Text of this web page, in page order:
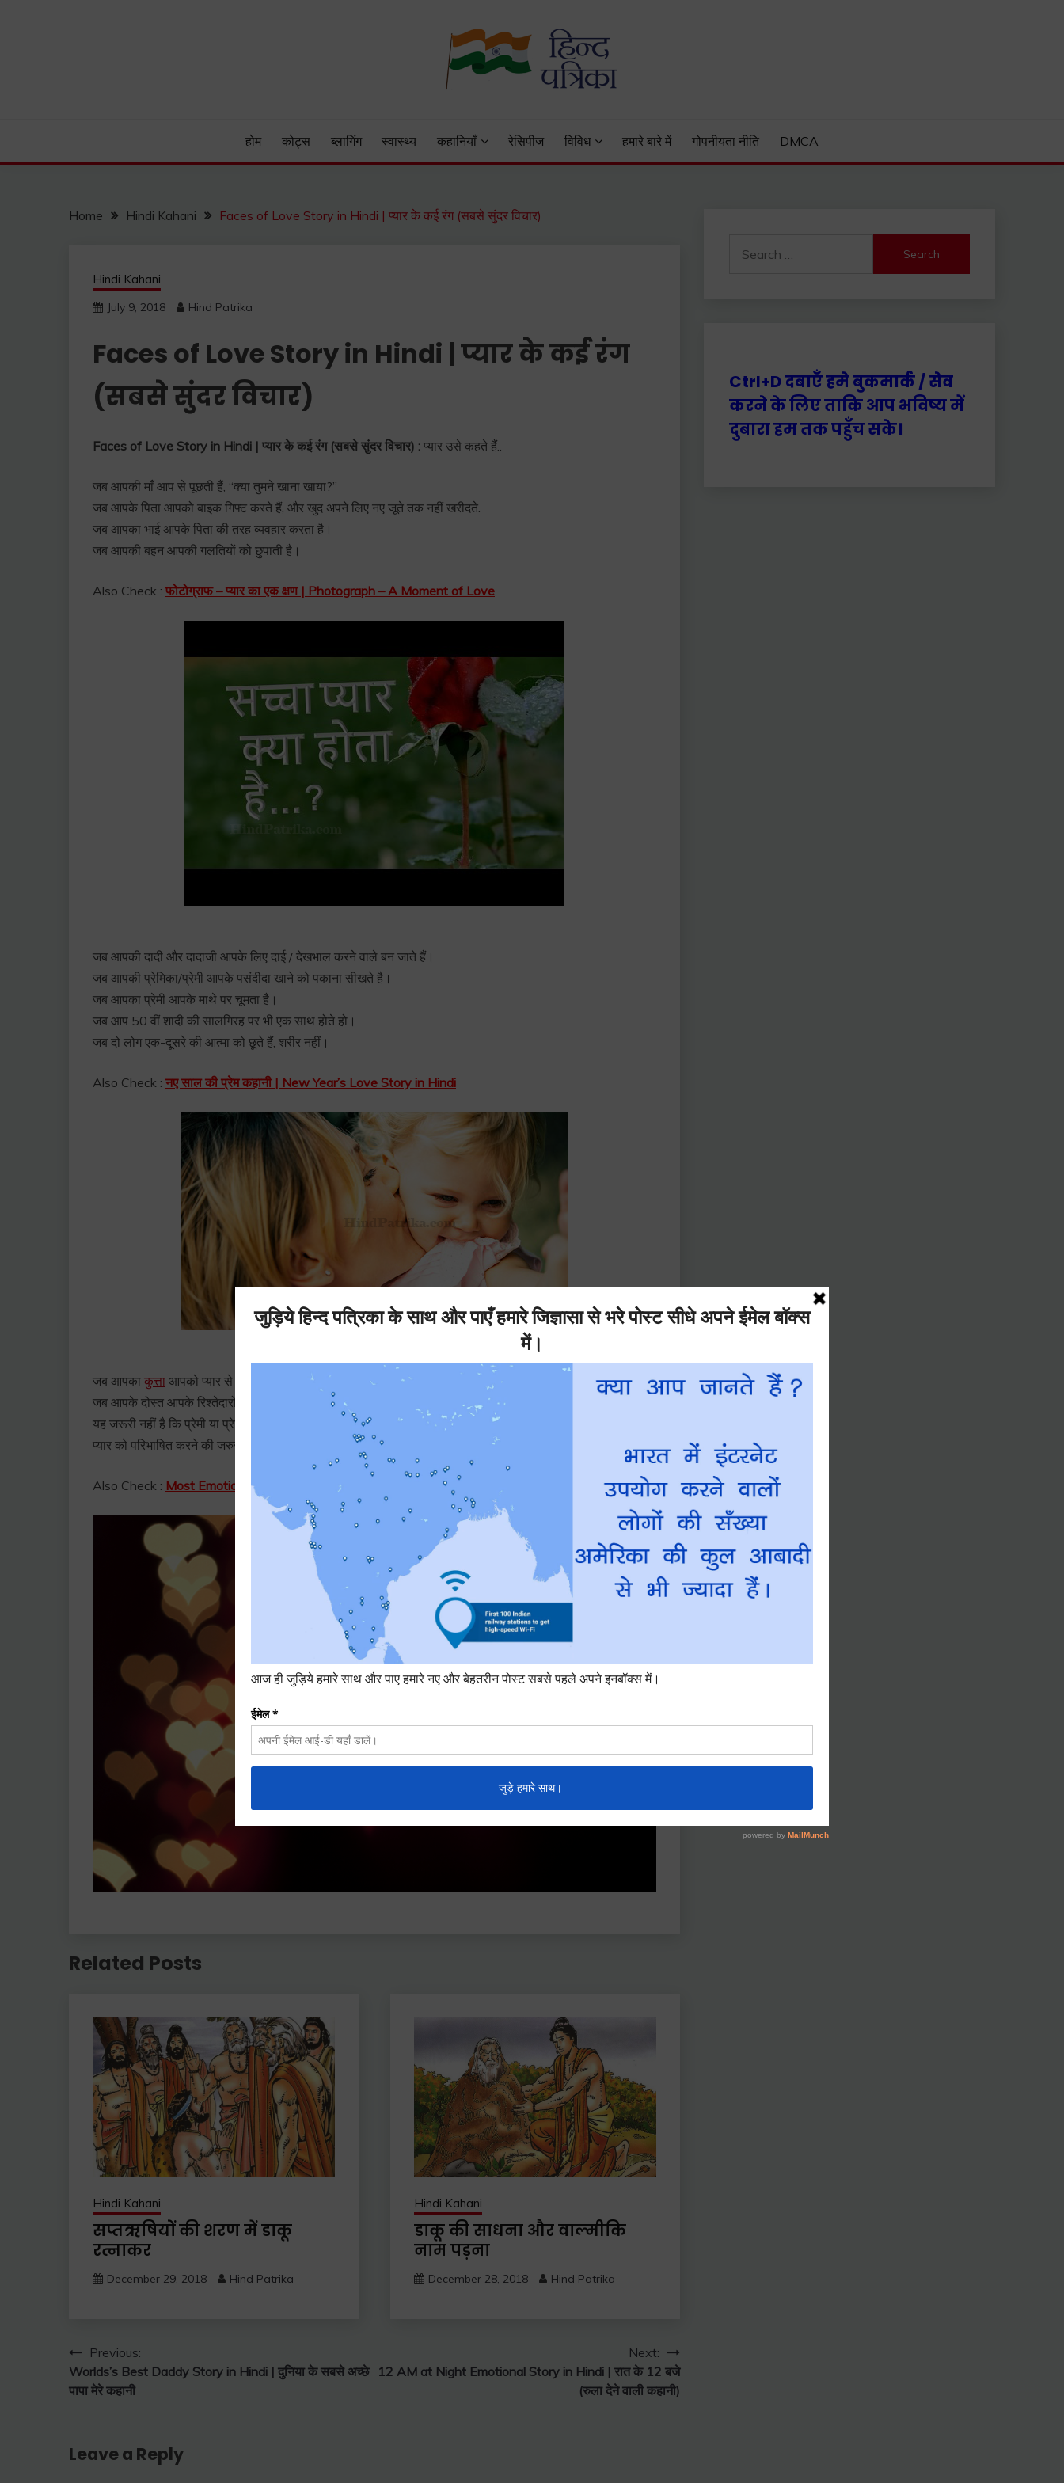
होम कोट्स ब्लागिंग स्वास्थ्य कहानियाँ रेसिपीज विविध हमारे बारे में गोपनीयता नीति DMCA
Home Hindi Kahani Faces of Love Story in Hindi | प्यार के कई रंग (सबसे सुंदर विचार)
Hindi Kahani
July 9, 2018 Hind Patrika
Faces of Love Story in Hindi | प्यार के कई रंग
(सबसे सुंदर विचार)
Faces of Love Story in Hindi | प्यार के कई रंग (सबसे सुंदर विचार) : प्यार उसे कहते हैं..
जब आपकी माँ आप से पूछती हैं, “क्या तुमने खाना खाया?”
जब आपके पिता आपको बाइक गिफ्ट करते हैं, और खुद अपने लिए नए जूते तक नहीं खरीदते.
जब आपका भाई आपके पिता की तरह व्यवहार करता है।
जब आपकी बहन आपकी गलतियों को छुपाती है।
Also Check : फोटोग्राफ – प्यार का एक क्षण | Photograph – A Moment of Love
जब आपकी दादी और दादाजी आपके लिए दाई / देखभाल करने वाले बन जाते हैं।
जब आपकी प्रेमिका/प्रेमी आपके पसंदीदा खाने को पकाना सीखते है।
जब आपका प्रेमी आपके माथे पर चूमता है।
जब आप 50 वीं शादी की सालगिरह पर भी एक साथ होते हो।
जब दो लोग एक-दूसरे की आत्मा को छूते हैं, शरीर नहीं।
Also Check : नए साल की प्रेम कहानी | New Year’s Love Story in Hindi
जब आपका कुत्ता आपको प्यार से दुलारता है।
जब आपके दोस्त आपके रिश्तेदारों से ज्यादा करते हैं आपके लिए।
यह जरूरी नहीं है कि प्रेमी या प्रेमिका के बीच ही प्यार होता हैं। यहां तक कि अजनबीयो के बीच भी प्यार मौजूद है इस दुनिया में।
प्यार को परिभाषित करने की जरुरत नहीं है। यह दिमाग से नहीं किया जाता बल्कि दिल से महसूस किया जाता है।
Also Check : Most Emotional Story of Old couples in love | बूढ़े आदमी का प्यार
Related Posts
Hindi Kahani
सप्तऋषियों की शरण में डाकू
रत्नाकर
December 29, 2018 Hind Patrika
Hindi Kahani
डाकू की साधना और वाल्मीकि
नाम पड़ना
December 28, 2018 Hind Patrika
Post
navigation
Previous:
Worlds’s Best Daddy Story in Hindi | दुनिया के सबसे अच्छे
पापा मेरे कहानी
Next:
12 AM at Night Emotional Story in Hindi | रात के 12 बजे
(रुला देने वाली कहानी)
Leave a Reply
for:
Ctrl+D दबाएँ हमे बुकमार्क / सेव
करने के लिए ताकि आप भविष्य में
दुबारा हम तक पहुँच सके।